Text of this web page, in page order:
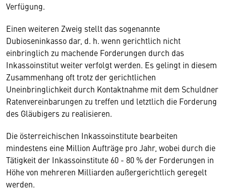
Verfügung.
Einen weiteren Zweig stellt das sogenannte
Dubioseninkasso dar, d. h. wenn gerichtlich nicht
einbringlich zu machende Forderungen durch das
Inkassoinstitut weiter verfolgt werden. Es gelingt in diesem
Zusammenhang oft trotz der gerichtlichen
Uneinbringlichkeit durch Kontaktnahme mit dem Schuldner
Ratenvereinbarungen zu treffen und letztlich die Forderung
des Gläubigers zu realisieren.
Die österreichischen Inkassoinstitute bearbeiten
mindestens eine Million Aufträge pro Jahr, wobei durch die
Tätigkeit der Inkassoinstitute 60 - 80 % der Forderungen in
Höhe von mehreren Milliarden außergerichtlich geregelt
werden.